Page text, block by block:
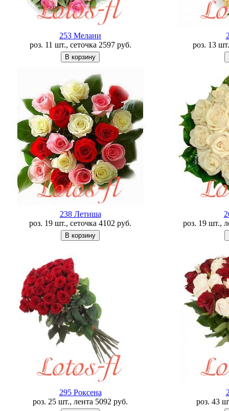
253 Мелани
роз. 11 шт., сеточка 2597 руб.
роз. 13
238 Летишa
роз. 19 шт., сеточка 4102 руб.
роз. 19 шт.,
295 Роксена
роз. 25 шт., лента 5092 руб.
роз. 43